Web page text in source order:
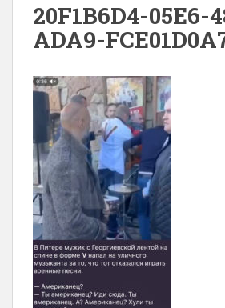
20F1B6D4-05E6-
ADA9-